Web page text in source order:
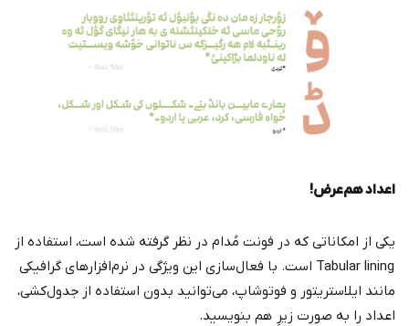
اعداد هم‌عرض!
یکی از امکاناتی که در فونت مُدام در نظر گرفته شده است، استفاده از
Tabular lining است. با فعال‌سازی این ویژگی در نرم‌افزارهای گرافیکی
مانند ایلاستریتور و فوتوشاپ، می‌توانید بدون استفاده از جدول‌کشی،
اعداد را به صورت زیرِ هم بنویسید.